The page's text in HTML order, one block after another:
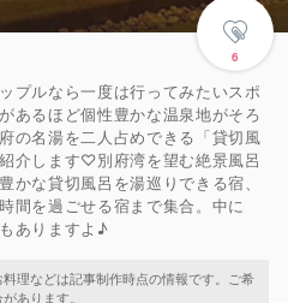
6
プルなら一度は行ってみたいスポ
あるほど個性豊かな温泉地がそろ
の名湯を二人占めできる「貸切風
介します♡別府湾を望む絶景風呂
かな貸切風呂を湯巡りできる宿、
間を過ごせる宿まで集合。中に
ありますよ♪